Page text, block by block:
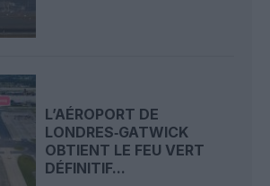
L’AÉROPORT DE
LONDRES‑GATWICK
OBTIENT LE FEU VERT
DÉFINITIF...